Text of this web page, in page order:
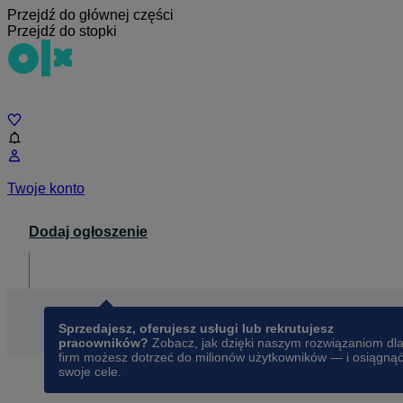
Przejdź do głównej części
Przejdź do stopki
Twoje konto
Dodaj ogłoszenie
Sprzedajesz, oferujesz usługi lub rekrutujesz
pracowników? Zobacz, jak dzięki naszym rozwiązaniom dla
firm możesz dotrzeć do milionów użytkowników — i osiągnąć
swoje cele.